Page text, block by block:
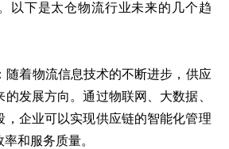
以下是太仓物流行业未来的几个趋
着物流信息技术的不断进步，供应
发展方向。通过物联网、大数据、
，企业可以实现供应链的智能化管理
和服务质量。